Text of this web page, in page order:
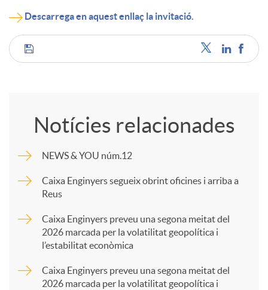
Descarrega en aquest enllaç la invitació.
C
p
a
Notícies relacionades
NEWS & YOU núm.12
Caixa Enginyers segueix obrint oficines i arriba a
Reus
Caixa Enginyers preveu una segona meitat del
2026 marcada per la volatilitat geopolítica i
l’estabilitat econòmica
Caixa Enginyers preveu una segona meitat del
2026 marcada per la volatilitat geopolítica i